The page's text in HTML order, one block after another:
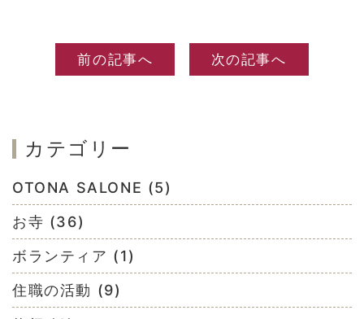
前の記事へ 次の記事へ
カテゴリー
OTONA SALONE (5)
お寺 (36)
ボランティア (1)
住職の活動 (9)